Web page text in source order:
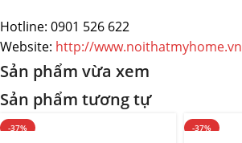
Hotline: 0901 526 622
Website: http://www.noithatmyhome.vn
Sản phẩm vừa xem
Sản phẩm tương tự
-37% -37%